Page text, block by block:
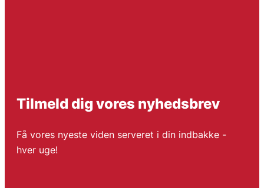
Tilmeld dig vores nyhedsbrev
Få vores nyeste viden serveret i din indbakke -
hver uge!